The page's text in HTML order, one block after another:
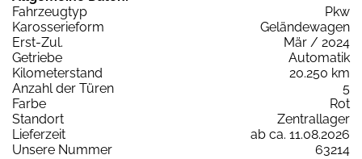
Fahrzeugtyp
Pkw
Karosserieform
Geländewagen
Erst-Zul.
Mär / 2024
Getriebe
Automatik
Kilometerstand
20.250 km
Anzahl der Türen
5
Farbe
Rot
Standort
Zentrallager
Lieferzeit
ab ca. 11.08.2026
Unsere Nummer
63214